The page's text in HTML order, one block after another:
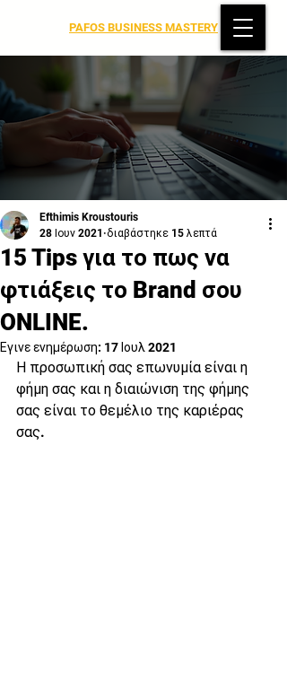
PAFOS BUSINESS MASTERY
15 Tips για το πως να
φτιάξεις το Brand σου
ONLINE.
Efthimis Kroustouris
28 Ιουν 2021 διαβάστηκε 15 λεπτά
Έγινε ενημέρωση: 17 Ιουλ 2021
Η προσωπική σας επωνυμία είναι η
φήμη σας και η διαιώνιση της φήμης
σας είναι το θεμέλιο της καριέρας
σας.